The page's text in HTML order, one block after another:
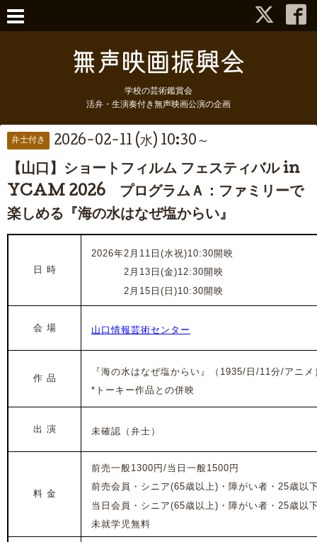
学校の芸術鑑賞会
活弁・生演奏付き無声映画公演の企画
弁士付き 2026-02-11 (水) 10:30～
【山口】ショートフィルム フェスティバル in
YCAM 2026 プログラムＡ：ファミリーで
楽しめる『海の水はなぜ塩からい』
日 時
2026年2月11日(水祝)10:30開映
2月13日(金)12:30開映
2月15日(日)10:30開映
会 場 山口情報芸術センター
作 品
『海の水はなぜ塩からい』（1935/日/11分/アニメ
*トーキー作品との併映
出 演 未確認（弁士）
料 金
前売一般1300円/当日一般1500円
前売会員・シニア(65歳以上)・障がい者・25歳以
当日会員・シニア(65歳以上)・障がい者・25歳以
未就学児無料